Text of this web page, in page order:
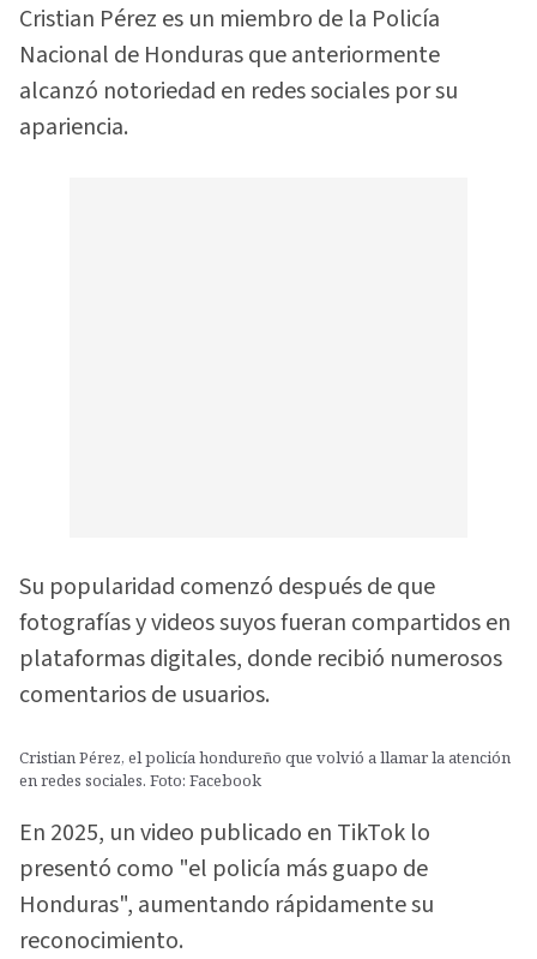
Cristian Pérez es un miembro de la Policía
Nacional de Honduras que anteriormente
alcanzó notoriedad en redes sociales por su
apariencia.
Su popularidad comenzó después de que
fotografías y videos suyos fueran compartidos en
plataformas digitales, donde recibió numerosos
comentarios de usuarios.
Cristian Pérez, el policía hondureño que volvió a llamar la atención
en redes sociales. Foto: Facebook
En 2025, un video publicado en TikTok lo
presentó como "el policía más guapo de
Honduras", aumentando rápidamente su
reconocimiento.